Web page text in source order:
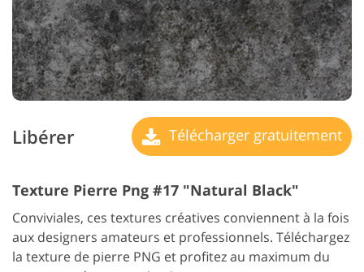
Libérer Télécharger gratuitement
Texture Pierre Png #17 "Natural Black"
Conviviales, ces textures créatives conviennent à la fois
aux designers amateurs et professionnels. Téléchargez
la texture de pierre PNG et profitez au maximum du